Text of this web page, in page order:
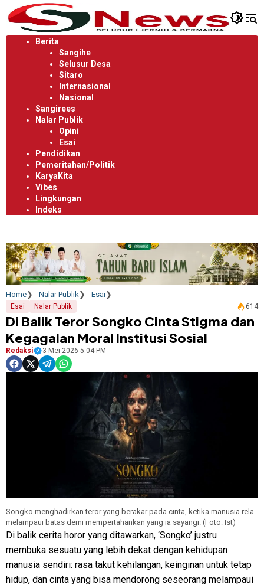
Langsung
ke
konten
Berita
Sangihe
Selusur Desa
Sitaro
Internasional
Nasional
Sangirees
Nalar Publik
Opini
Esai
Pendidikan
Pemeritahan/Politik
KaryaKita
Vibes
Lingkungan
Indeks
Home Nalar Publik Esai
Esai Nalar Publik 614
Di Balik Teror Songko Cinta Stigma dan
Kegagalan Moral Institusi Sosial
Redaksi 3 Mei 2026 5:04 PM
Songko menghadirkan teror yang berakar pada cinta, ketika manusia rela
melampaui batas demi mempertahankan yang ia sayangi. (Foto: Ist)
Di balik cerita horor yang ditawarkan, ‘Songko’ justru
membuka sesuatu yang lebih dekat dengan kehidupan
manusia sendiri: rasa takut kehilangan, keinginan untuk tetap
hidup, dan cinta yang bisa mendorong seseorang melampaui